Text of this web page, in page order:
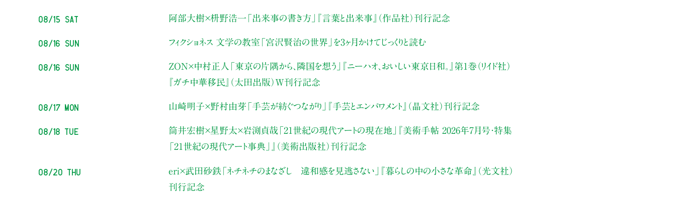
08/15 Sat 阿部大樹×枡野浩一 「出来事の書き方」 『言葉と出来事』（作品社）刊行記念
08/16 Sun フィクショネス 文学の教室 「宮沢賢治の世界」を3ヶ月かけてじっくりと読む
08/16 Sun ZON×中村正人 「東京の片隅から、隣国を想う」
『ニーハオ、おいしい東京日和。』第1巻（リイド社）
『ガチ中華移民』（太田出版）W刊行記念
08/17 Mon 山崎明子×野村由芽 「手芸が紡ぐつながり」 『手芸とエンパワメント』（晶文社）刊行記念
08/18 Tue 筒井宏樹×星野太×岩渕貞哉 「21世紀の現代アートの現在地」 『美術手帖 2026年7月号・特集
「21世紀の現代アート事典」』（美術出版社）刊行記念
08/20 Thu eri×武田砂鉄「ネチネチのまなざし 違和感を見逃さない」
『暮らしの中の小さな革命』（光文社）
刊行記念